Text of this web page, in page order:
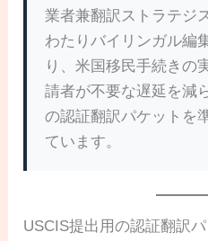
業者兼翻訳ストラテジ
わたりバイリンガル編
り、米国移民手続きの
請者が不要な遅延を減
の認証翻訳パケットを
ています。
USCIS提出用の認証翻訳